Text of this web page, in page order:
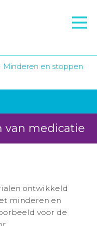
Minderen en stoppen
van medicatie
ontwikkeld
minderen en
voor de